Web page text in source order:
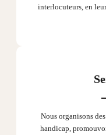
interlocuteurs, en
Nous organisons
handicap,